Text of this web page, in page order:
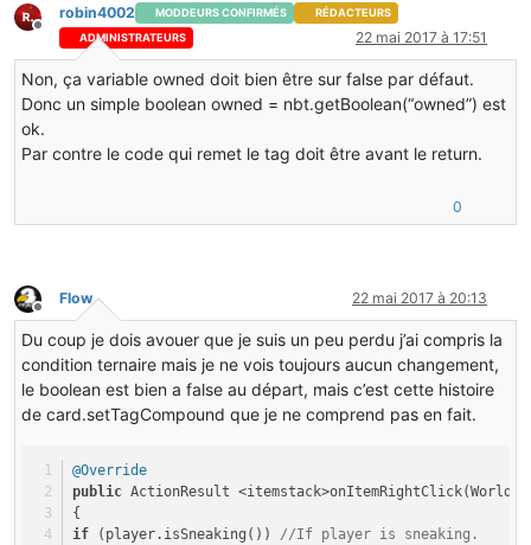
Hors-ligne
robin4002 MODDEURS CONFIRMÉS
RÉDACTEURS
ADMINISTRATEURS
22 mai 2017 à 17:51
Non, ça variable owned doit bien être sur false par défaut.
Donc un simple boolean owned = nbt.getBoolean(“owned”) est
ok.
Par contre le code qui remet le tag doit être avant le return.
0
Hors-ligne
Flow 22 mai 2017 à 20:13
Du coup je dois avouer que je suis un peu perdu j’ai compris la
condition ternaire mais je ne vois toujours aucun changement,
le boolean est bien a false au départ, mais c’est cette histoire
de card.setTagCompound que je ne comprend pas en fait.
@Override
public ActionResult
{
if (player.isSneaking()) //If player is sneaking.